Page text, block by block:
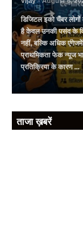
डिजिटल इको चैंबर लोगों
है केवल उनकी पसंद के
नहीं, बल्कि अधिक
प्राथमिकता फेक न्यूज
प्रतिक्रिया के कारण ...
ताजा ख़बरें